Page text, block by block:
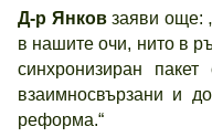
Д-р Янковзаяви още:
в нашите очи, нито в
синхронизиран
взаимносвързани и
реформа.“